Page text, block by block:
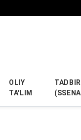
OLIY
TA'LIM